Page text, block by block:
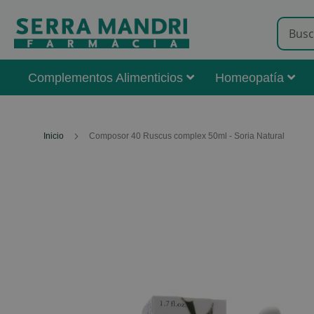
Complementos Alimenticios Homeopatía
Inicio Composor 40 Ruscus complex 50ml - Soria Natural